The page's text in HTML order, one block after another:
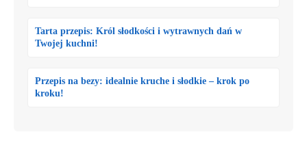
Tarta przepis: Król słodkości i wytrawnych dań w
Twojej kuchni!
Przepis na bezy: idealnie kruche i słodkie – krok po
kroku!